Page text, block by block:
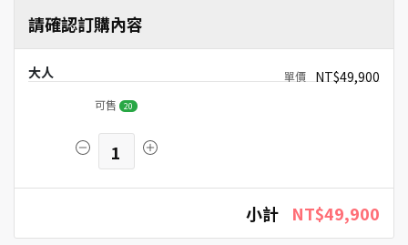
請確認訂購內容
大人 NT$49,900
可售 20
1
小計 NT$49,900